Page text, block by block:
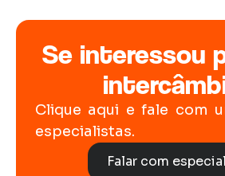
Se interessou
Clique aqui e fale com
especialistas.
Falar com